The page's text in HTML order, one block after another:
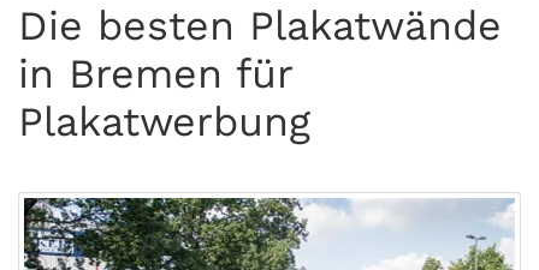
Die besten Plakatwände
in Bremen für
Plakatwerbung